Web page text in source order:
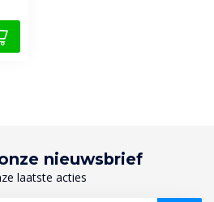
nieuwsbrief
laatste acties